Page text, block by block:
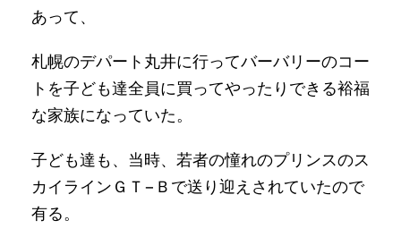
あって、
札幌のデパート丸井に行ってバーバリーのコー
トを子ども達全員に買ってやったりできる裕福
な家族になっていた。
子ども達も、当時、若者の憧れのプリンスのス
カイラインＧＴ−Ｂで送り迎えされていたので
有る。